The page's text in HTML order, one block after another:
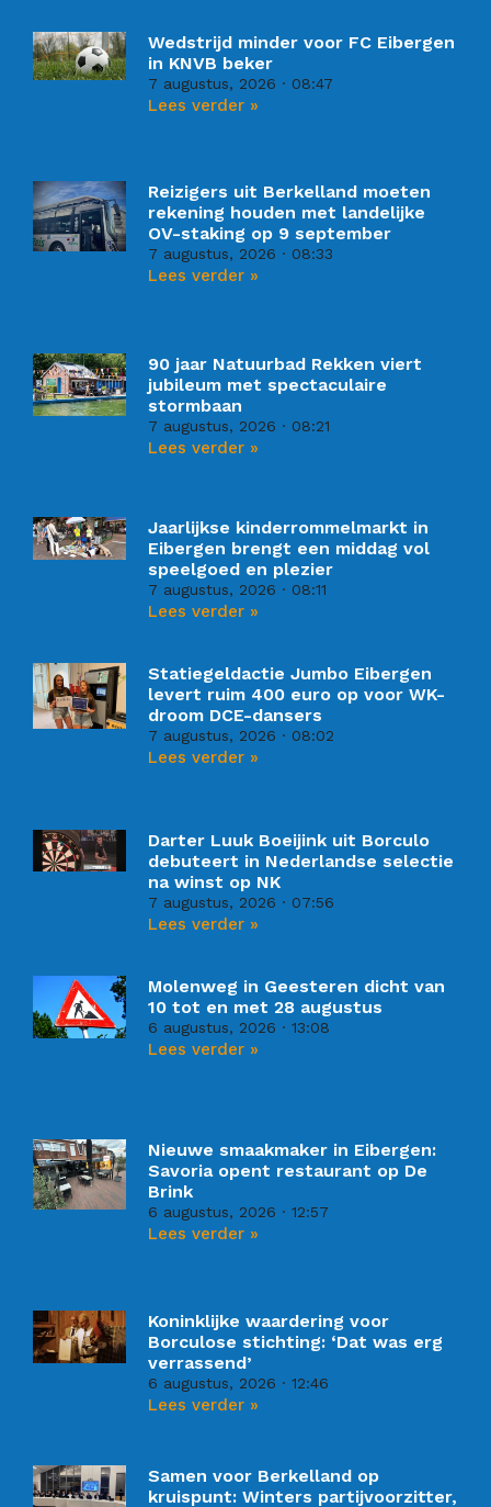
Wedstrijd minder voor FC Eibergen
in KNVB beker
7 augustus, 2026 08:47
Lees verder »
Reizigers uit Berkelland moeten
rekening houden met landelijke
OV-staking op 9 september
7 augustus, 2026 08:33
Lees verder »
90 jaar Natuurbad Rekken viert
jubileum met spectaculaire
stormbaan
7 augustus, 2026 08:21
Lees verder »
Jaarlijkse kinderrommelmarkt in
Eibergen brengt een middag vol
speelgoed en plezier
7 augustus, 2026 08:11
Lees verder »
Statiegeldactie Jumbo Eibergen
levert ruim 400 euro op voor WK-
droom DCE-dansers
7 augustus, 2026 08:02
Lees verder »
Darter Luuk Boeijink uit Borculo
debuteert in Nederlandse selectie
na winst op NK
7 augustus, 2026 07:56
Lees verder »
Molenweg in Geesteren dicht van
10 tot en met 28 augustus
6 augustus, 2026 13:08
Lees verder »
Nieuwe smaakmaker in Eibergen:
Savoria opent restaurant op De
Brink
6 augustus, 2026 12:57
Lees verder »
Koninklijke waardering voor
Borculose stichting: ‘Dat was erg
verrassend’
6 augustus, 2026 12:46
Lees verder »
Samen voor Berkelland op
kruispunt: Winters partijvoorzitter,